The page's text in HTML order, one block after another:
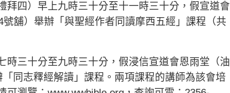
四）早上九時三十分至十一時三十分，假宣道會
舖）舉辦「與聖經作者同讀摩西五經」課程（共
三十分至九時三十分，假浸信宣道會恩雨堂（油
同志釋經解讀」課程。兩項課程的講師為該會培